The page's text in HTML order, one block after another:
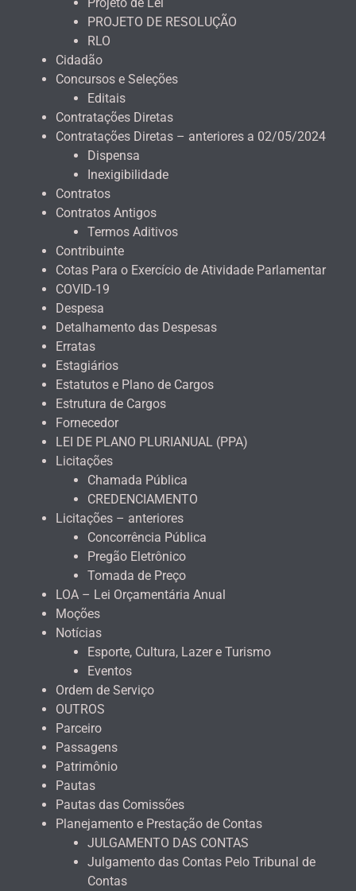
PROJETO DE RESOLUÇÃO
RLO
Cidadão
Concursos e Seleções
Editais
Contratações Diretas
Contratações Diretas – anteriores a 02/05/2024
Dispensa
Inexigibilidade
Contratos
Contratos Antigos
Termos Aditivos
Contribuinte
Cotas Para o Exercício de Atividade Parlamentar
COVID-19
Despesa
Detalhamento das Despesas
Erratas
Estagiários
Estatutos e Plano de Cargos
Estrutura de Cargos
Fornecedor
LEI DE PLANO PLURIANUAL (PPA)
Licitações
Chamada Pública
CREDENCIAMENTO
Licitações – anteriores
Concorrência Pública
Pregão Eletrônico
Tomada de Preço
LOA – Lei Orçamentária Anual
Moções
Notícias
Esporte, Cultura, Lazer e Turismo
Eventos
Ordem de Serviço
OUTROS
Parceiro
Passagens
Patrimônio
Pautas
Pautas das Comissões
Planejamento e Prestação de Contas
JULGAMENTO DAS CONTAS
Julgamento das Contas Pelo Tribunal de
Contas